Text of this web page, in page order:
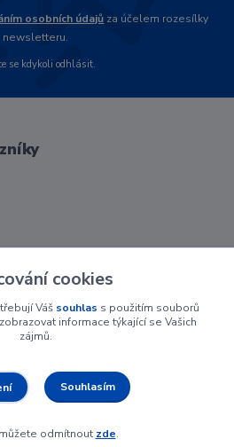
osobních údajů za účelem rozesílky
newsletteru.
se kdykoli odhlásit.
na Eshop-rychle.cz
cookies
Váš souhlas s použitím souborů
informace týkající se Vašich
zájmů.
Souhlasím
odmítnout zde.